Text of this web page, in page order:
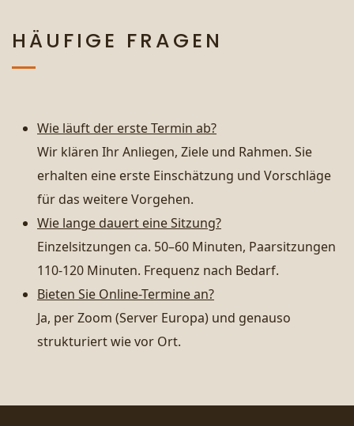
HÄUFIGE FRAGEN
Wie läuft der erste Termin ab?
Wir klären Ihr Anliegen, Ziele und Rahmen. Sie
erhalten eine erste Einschätzung und Vorschläge
für das weitere Vorgehen.
Wie lange dauert eine Sitzung?
Einzelsitzungen ca. 50–60 Minuten, Paarsitzungen
110-120 Minuten. Frequenz nach Bedarf.
Bieten Sie Online-Termine an?
Ja, per Zoom (Server Europa) und genauso
strukturiert wie vor Ort.